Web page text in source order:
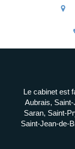
Le cabinet est
Aubrais,
Saran, Saint-
Saint-Jean-de-